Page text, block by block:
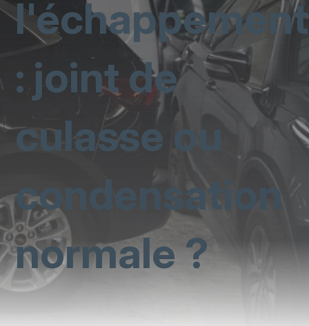
l'échappement
: joint de
culasse ou
condensation
normale ?